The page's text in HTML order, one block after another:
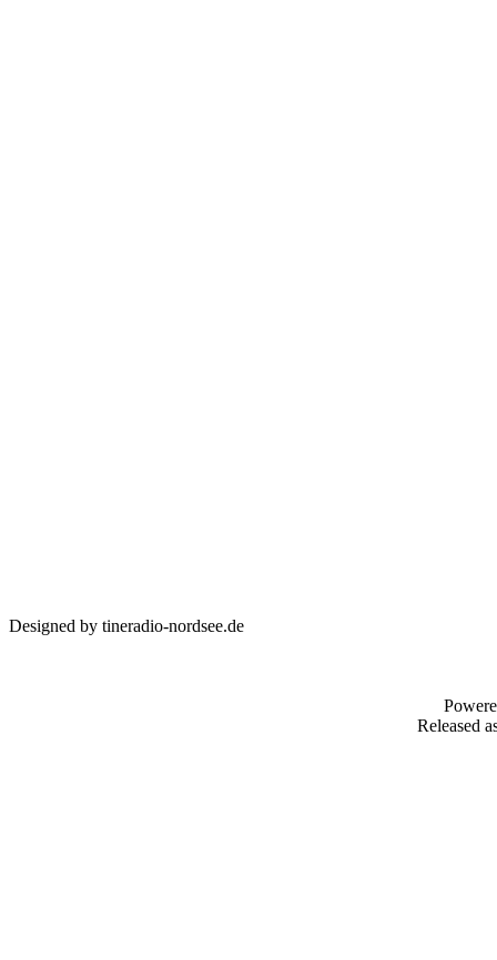
Designed by tineradio-nordsee.de
Released